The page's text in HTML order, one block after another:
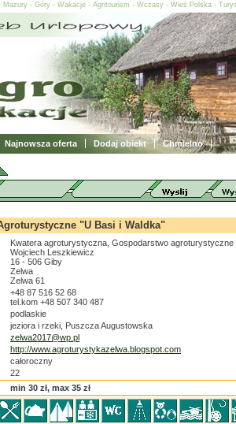
- Góry - Wakacje - Agritourism - Wczasy - Wieś Polska -
Najnowsza oferta Dodaj obiekt Chmielno
"U Basi i Waldka"
Kwatera agroturystyczna, Gospodarstwo agroturystyczne
Wojciech Leszkiewicz
16 - 506 Giby
Zelwa
Zelwa 61
+48 87 516 52 68
tel.kom +48 507 340 487
podlaskie
jeziora i rzeki, Puszcza Augustowska
zelwa2017@wp.pl
http://www.agroturystykazelwa.blogspot.com
całoroczny
22
min 30 zł, max 35 zł